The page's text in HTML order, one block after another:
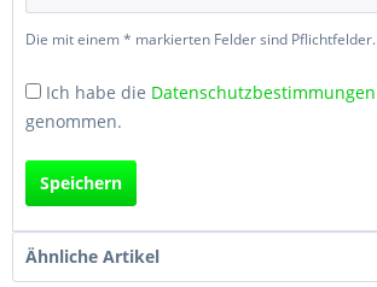
Die mit einem * markierten Felder sind Pflichtfelder.
Ich habe die Datenschutzbestimmungen
genommen.
Speichern
Ähnliche Artikel